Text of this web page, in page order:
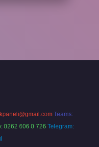
Teams:
0262 606 0 726 Telegram: